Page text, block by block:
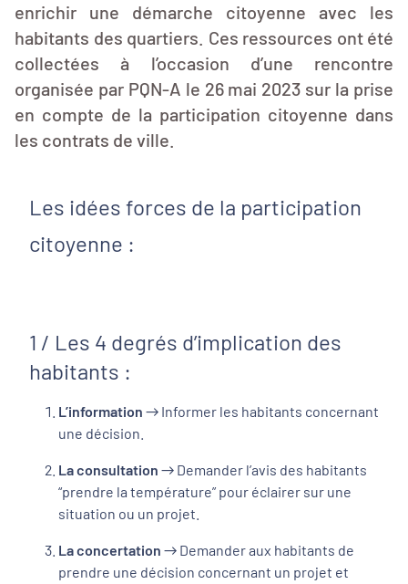
enrichir une démarche citoyenne avec les
habitants des quartiers. Ces ressources ont été
collectées à l’occasion d’une rencontre
organisée par PQN-A le 26 mai 2023 sur la prise
en compte de la participation citoyenne dans
les contrats de ville.
Les idées forces de la participation
citoyenne :
1 / Les 4 degrés d’implication des
habitants :
L’information → Informer les habitants concernant
une décision.
La consultation → Demander l’avis des habitants
“prendre la température” pour éclairer sur une
situation ou un projet.
La concertation → Demander aux habitants de
prendre une décision concernant un projet et